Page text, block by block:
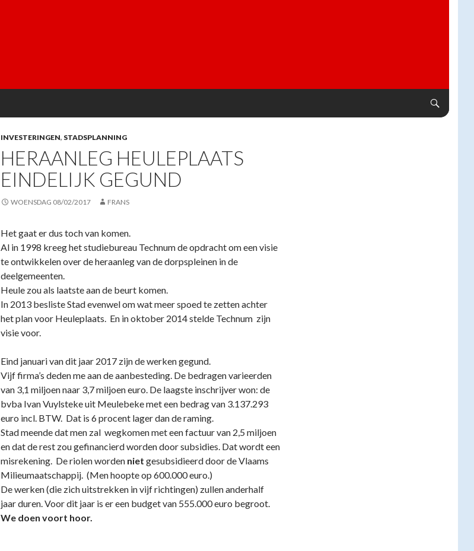
INVESTERINGEN, STADSPLANNING
HERAANLEG HEULEPLAATS
EINDELIJK GEGUND
WOENSDAG 08/02/2017 FRANS
Het gaat er dus toch van komen.
Al in 1998 kreeg het studiebureau Technum de opdracht om een visie
te ontwikkelen over de heraanleg van de dorpspleinen in de
deelgemeenten.
Heule zou als laatste aan de beurt komen.
In 2013 besliste Stad evenwel om wat meer spoed te zetten achter
het plan voor Heuleplaats. En in oktober 2014 stelde Technum zijn
visie voor.
Eind januari van dit jaar 2017 zijn de werken gegund.
Vijf firma’s deden me aan de aanbesteding. De bedragen varieerden
van 3,1 miljoen naar 3,7 miljoen euro. De laagste inschrijver won: de
bvba Ivan Vuylsteke uit Meulebeke met een bedrag van 3.137.293
euro incl. BTW. Dat is 6 procent lager dan de raming.
Stad meende dat men zal wegkomen met een factuur van 2,5 miljoen
en dat de rest zou gefinancierd worden door subsidies. Dat wordt een
misrekening. De riolen worden niet gesubsidieerd door de Vlaams
Milieumaatschappij. (Men hoopte op 600.000 euro.)
De werken (die zich uitstrekken in vijf richtingen) zullen anderhalf
jaar duren. Voor dit jaar is er een budget van 555.000 euro begroot.
We doen voort hoor.